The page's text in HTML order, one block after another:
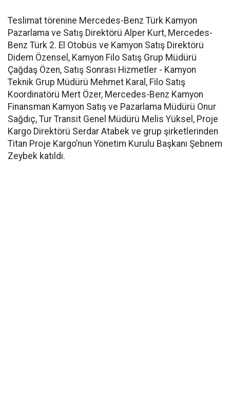
Teslimat törenine Mercedes-Benz Türk Kamyon
Pazarlama ve Satış Direktörü Alper Kurt, Mercedes-
Benz Türk 2. El Otobüs ve Kamyon Satış Direktörü
Didem Özensel, Kamyon Filo Satış Grup Müdürü
Çağdaş Özen, Satış Sonrası Hizmetler - Kamyon
Teknik Grup Müdürü Mehmet Karal, Filo Satış
Koordinatörü Mert Özer, Mercedes-Benz Kamyon
Finansman Kamyon Satış ve Pazarlama Müdürü Onur
Sağdıç, Tur Transit Genel Müdürü Melis Yüksel, Proje
Kargo Direktörü Serdar Atabek ve grup şirketlerinden
Titan Proje Kargo’nun Yönetim Kurulu Başkanı Şebnem
Zeybek katıldı.